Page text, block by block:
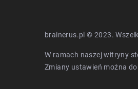
brainerus.pl © 2023.
W ramach naszej witryny
Zmiany ustawień można